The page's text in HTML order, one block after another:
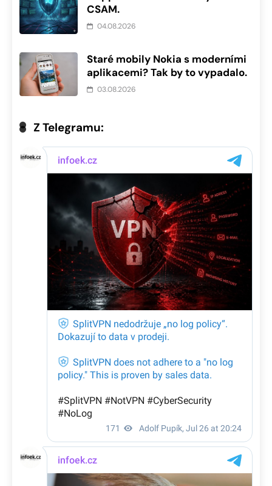
CSAM.
04.08.2026
Staré mobily Nokia s moderními
aplikacemi? Tak by to vypadalo.
03.08.2026
Z Telegramu: